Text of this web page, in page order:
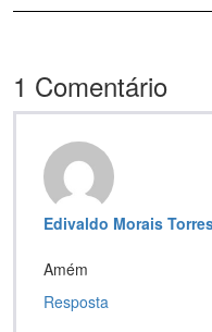
1 Comentário
Edivaldo Morais
Amém
Resposta